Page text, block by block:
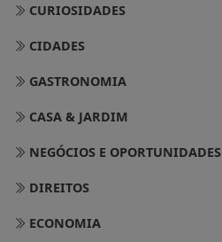
CURIOSIDADES
CIDADES
GASTRONOMIA
CASA & JARDIM
NEGÓCIOS E OPORTUNIDADES
DIREITOS
ECONOMIA